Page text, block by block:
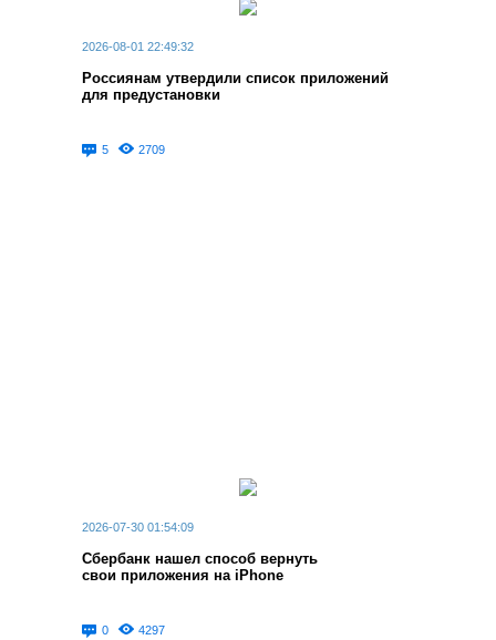
2026-08-01 22:49:32
Россиянам утвердили список приложений
для предустановки
5 2709
2026-07-30 01:54:09
Сбербанк нашел способ вернуть
свои приложения на iPhone
0 4297